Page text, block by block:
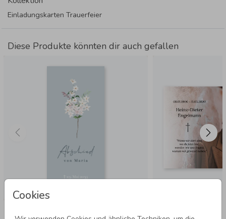
Cookies
Einladungskarten Trauerfeier
Diese Produkte könnten dir auch gefallen